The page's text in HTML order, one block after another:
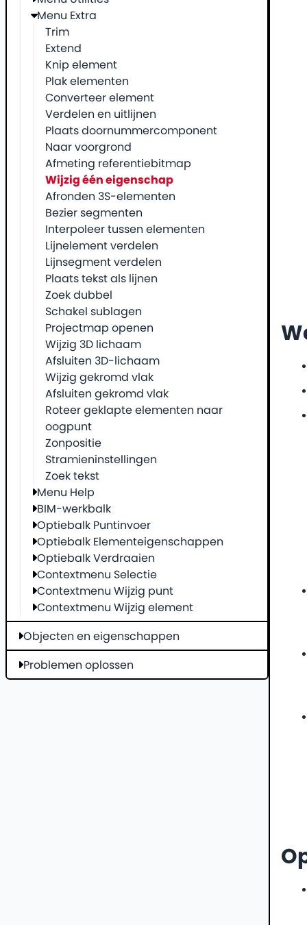
Menu Extra
Trim
Extend
Knip element
Plak elementen
Converteer element
Verdelen en uitlijnen
Plaats doornummercomponent
Naar voorgrond
Afmeting referentiebitmap
Wijzig één eigenschap
Afronden 3S-elementen
Bezier segmenten
Interpoleer tussen elementen
Lijnelement verdelen
Lijnsegment verdelen
Plaats tekst als lijnen
Zoek dubbel
Schakel sublagen
Projectmap openen
Wijzig 3D lichaam
Afsluiten 3D-lichaam
Wijzig gekromd vlak
Afsluiten gekromd vlak
Roteer geklapte elementen naar
oogpunt
Zonpositie
Stramieninstellingen
Zoek tekst
Menu Help
BIM-werkbalk
Optiebalk Puntinvoer
Optiebalk Elementeigenschappen
Optiebalk Verdraaien
Contextmenu Selectie
Contextmenu Wijzig punt
Contextmenu Wijzig element
Objecten en eigenschappen
Problemen oplossen